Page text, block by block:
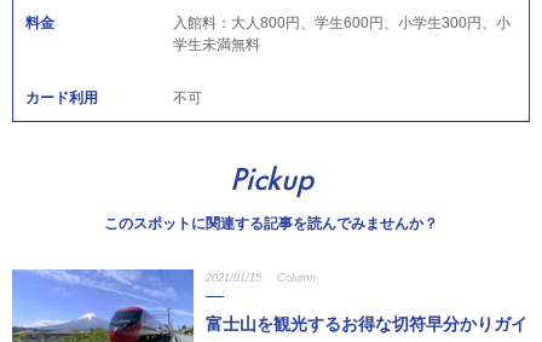
料金
入館料：大人800円、学生600円、小学生300円、小
学生未満無料
カード利用 不可
Pickup
このスポットに関連する記事を読んでみませんか？
2021/01/15 Column
富士山を観光するお得な切符早分かりガイ